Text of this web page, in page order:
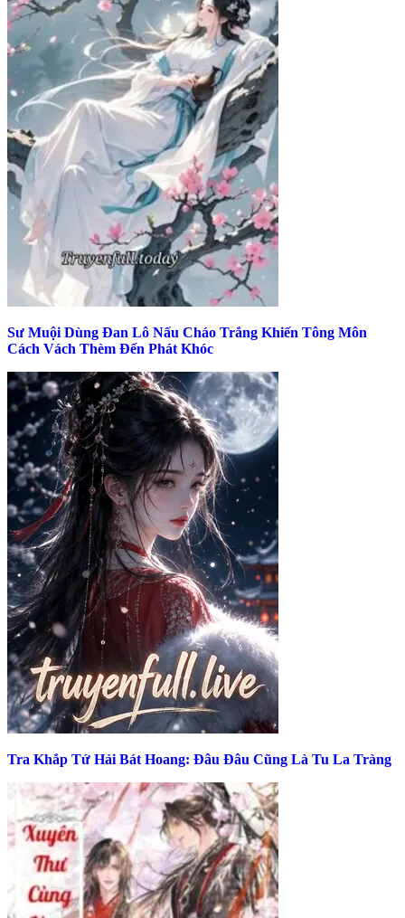
Sư Muội Dùng Đan Lô Nấu Cháo Trắng Khiến Tông Môn
Cách Vách Thèm Đến Phát Khóc
Tra Khắp Tứ Hải Bát Hoang: Đâu Đâu Cũng Là Tu La Tràng